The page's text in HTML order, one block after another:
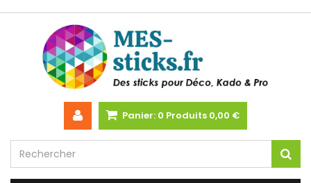
Panier: 0 Produits 0,00 €